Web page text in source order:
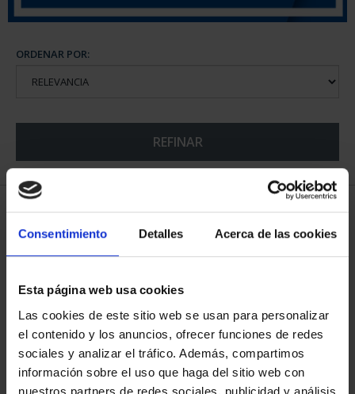
Consentimiento Detalles Acerca de las cookies
Esta página web usa cookies
Las cookies de este sitio web se usan para personalizar
el contenido y los anuncios, ofrecer funciones de redes
sociales y analizar el tráfico. Además, compartimos
información sobre el uso que haga del sitio web con
nuestros partners de redes sociales, publicidad y análisis
ORDENAR POR:
REFINAR
5 Productos encontrados